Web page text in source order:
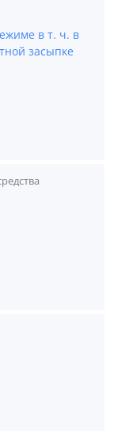
в т. ч. в
засыпке